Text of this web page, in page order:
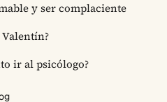
y ser complaciente
Valentín?
ir al psicólogo?